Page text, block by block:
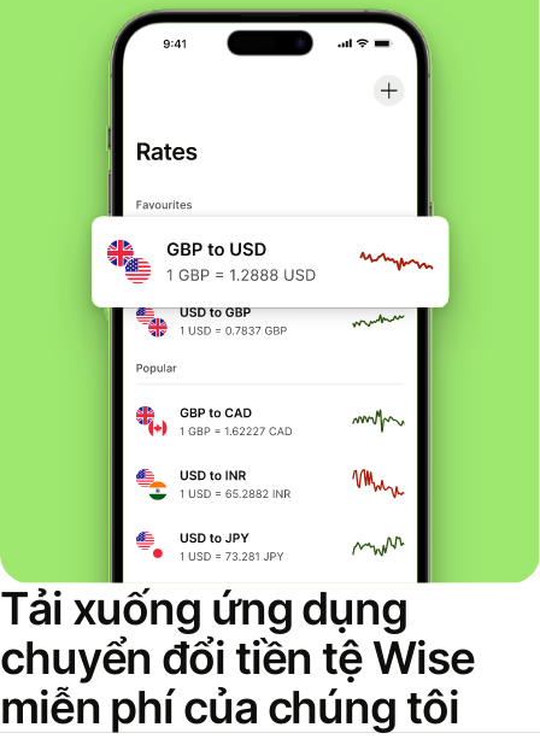
Tải xuống ứng dụng
chuyển đổi tiền tệ Wise
miễn phí của chúng tôi